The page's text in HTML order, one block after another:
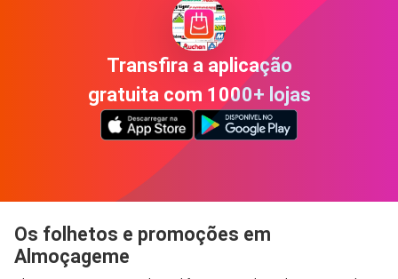
Transfira a aplicação
gratuita com 1000+ lojas
Os folhetos e promoções em
Almoçageme